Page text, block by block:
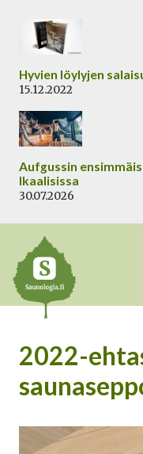
sisältöön
Hyvien löylyjen
15.12.2022
Aufgussin
Ikaalisissa
30.07.2026
2022-